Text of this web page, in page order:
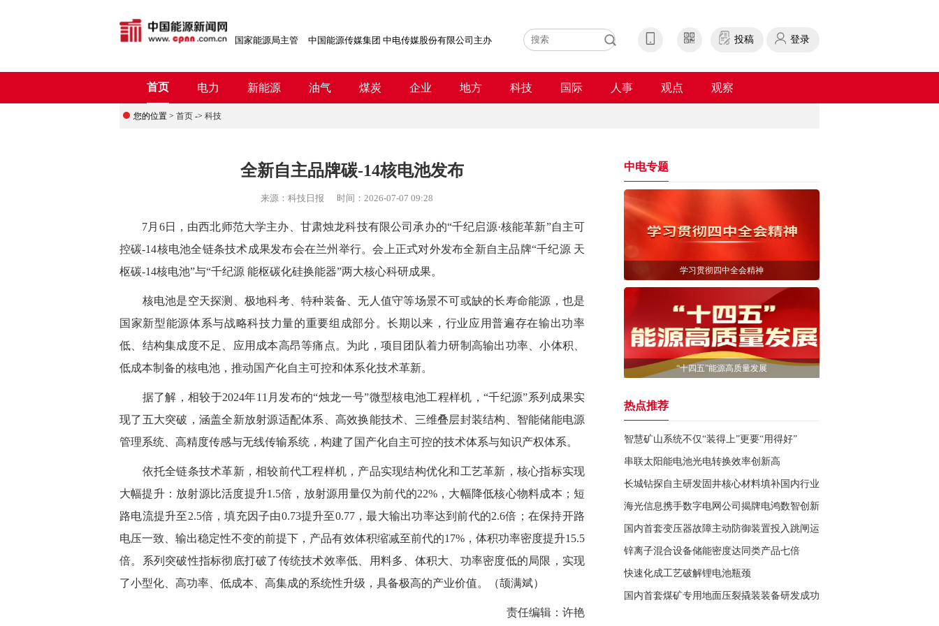
国家能源局主管 中国能源传媒集团 中电传媒股份有限公司主办 投稿 登录
首页 电力 新能源 油气 煤炭 企业 地方 科技 国际 人事 观点 观察
您的位置 > 首页 -> 科技
全新自主品牌碳-14核电池发布
来源： 科技日报 时间： 2026-07-07 09:28
7月6日，由西北师范大学主办、甘肃烛龙科技有限公司承办的“千纪启源·核能革新”自主可
控碳-14核电池全链条技术成果发布会在兰州举行。会上正式对外发布全新自主品牌“千纪源 天
枢碳-14核电池”与“千纪源 能枢碳化硅换能器”两大核心科研成果。
核电池是空天探测、极地科考、特种装备、无人值守等场景不可或缺的长寿命能源，也是
国家新型能源体系与战略科技力量的重要组成部分。长期以来，行业应用普遍存在输出功率
低、结构集成度不足、应用成本高昂等痛点。为此，项目团队着力研制高输出功率、小体积、
低成本制备的核电池，推动国产化自主可控和体系化技术革新。
据了解，相较于2024年11月发布的“烛龙一号”微型核电池工程样机，“千纪源”系列成果实
现了五大突破，涵盖全新放射源适配体系、高效换能技术、三维叠层封装结构、智能储能电源
管理系统、高精度传感与无线传输系统，构建了国产化自主可控的技术体系与知识产权体系。
依托全链条技术革新，相较前代工程样机，产品实现结构优化和工艺革新，核心指标实现
大幅提升：放射源比活度提升1.5倍，放射源用量仅为前代的22%，大幅降低核心物料成本；短
路电流提升至2.5倍，填充因子由0.73提升至0.77，最大输出功率达到前代的2.6倍；在保持开路
电压一致、输出稳定性不变的前提下，产品有效体积缩减至前代的17%，体积功率密度提升15.5
倍。系列突破性指标彻底打破了传统技术效率低、用料多、体积大、功率密度低的局限，实现
了小型化、高功率、低成本、高集成的系统性升级，具备极高的产业价值。
（颉满斌）
责任编辑：许艳
中电专题
学习贯彻四中全会精神
“十四五”能源高质量发展
热点推荐
智慧矿山系统不仅“装得上”更要“用得好”
串联太阳能电池光电转换效率创新高
长城钻探自主研发固井核心材料填补国内行业空白
海光信息携手数字电网公司揭牌电鸿数智创新联合实验室
国内首套变压器故障主动防御装置投入跳闸运行
锌离子混合设备储能密度达同类产品七倍
快速化成工艺破解锂电池瓶颈
国内首套煤矿专用地面压裂撬装装备研发成功